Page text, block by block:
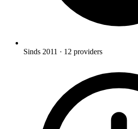
Sinds 2011 · 12 providers